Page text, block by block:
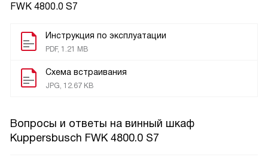
FWK 4800.0 S7
Инструкция по эксплуатации
PDF, 1.21 MB
Схема встраивания
JPG, 12.67 KB
Вопросы и ответы на винный шкаф
Kuppersbusch FWK 4800.0 S7